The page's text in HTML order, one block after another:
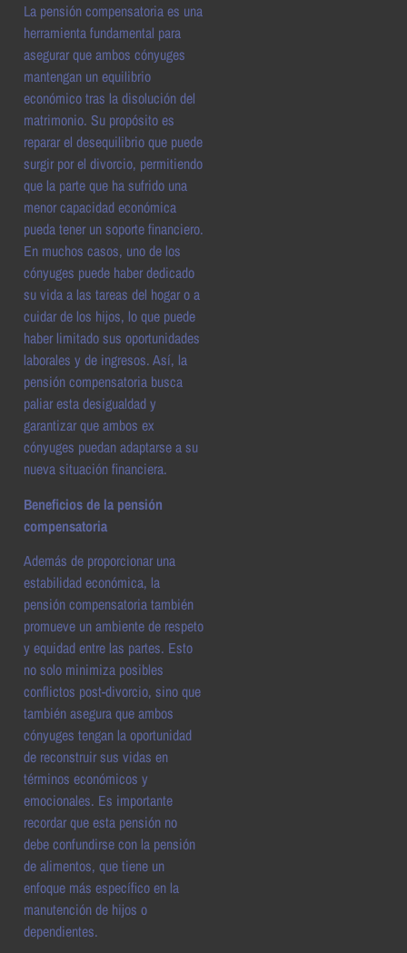
La pensión compensatoria es una
herramienta fundamental para
asegurar que ambos cónyuges
mantengan un equilibrio
económico tras la disolución del
matrimonio. Su propósito es
reparar el desequilibrio que puede
surgir por el divorcio, permitiendo
que la parte que ha sufrido una
menor capacidad económica
pueda tener un soporte financiero.
En muchos casos, uno de los
cónyuges puede haber dedicado
su vida a las tareas del hogar o a
cuidar de los hijos, lo que puede
haber limitado sus oportunidades
laborales y de ingresos. Así, la
pensión compensatoria busca
paliar esta desigualdad y
garantizar que ambos ex
cónyuges puedan adaptarse a su
nueva situación financiera.
Beneficios de la pensión
compensatoria
Además de proporcionar una
estabilidad económica, la
pensión compensatoria también
promueve un ambiente de respeto
y equidad entre las partes. Esto
no solo minimiza posibles
conflictos post-divorcio, sino que
también asegura que ambos
cónyuges tengan la oportunidad
de reconstruir sus vidas en
términos económicos y
emocionales. Es importante
recordar que esta pensión no
debe confundirse con la pensión
de alimentos, que tiene un
enfoque más específico en la
manutención de hijos o
dependientes.